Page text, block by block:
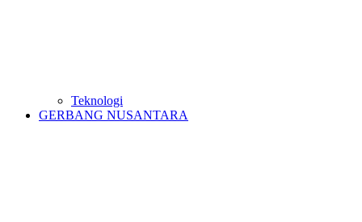
Teknologi
GERBANG NUSANTARA